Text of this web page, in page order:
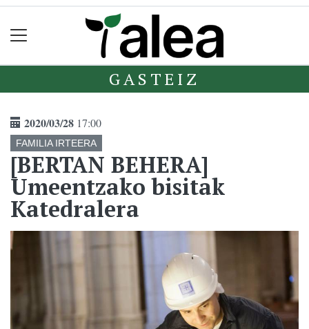
GASTEIZ
2020/03/28 17:00
FAMILIA IRTEERA
[BERTAN BEHERA]
Umeentzako bisitak
Katedralera